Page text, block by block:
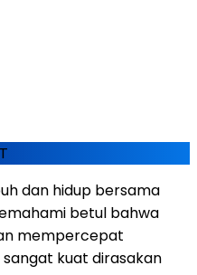
dan hidup bersama
betul bahwa
mempercepat
kuat dirasakan